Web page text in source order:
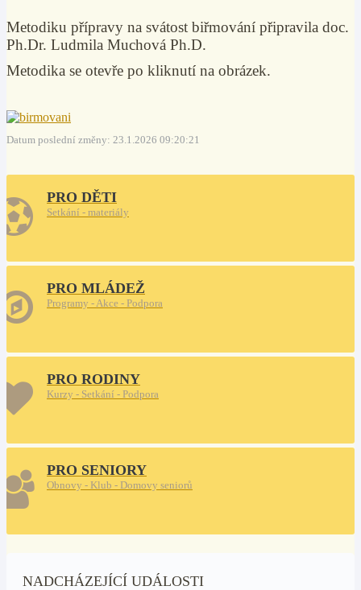
Metodiku přípravy na svátost biřmování připravila doc.
Ph.Dr. Ludmila Muchová Ph.D.
Metodika se otevře po kliknutí na obrázek.
Datum poslední změny: 23.1.2026 09:20:21
PRO DĚTI
Setkání - materiály
PRO MLÁDEŽ
Programy - Akce - Podpora
PRO RODINY
Kurzy - Setkání - Podpora
PRO SENIORY
Obnovy - Klub - Domovy seniorů
NADCHÁZEJÍCÍ UDÁLOSTI